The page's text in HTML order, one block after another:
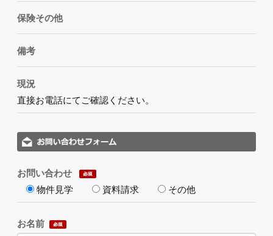
保険その他
備考
現況
直接お電話にてご確認ください。
お問い合わせ
物件見学
資料請求 その他
お名前